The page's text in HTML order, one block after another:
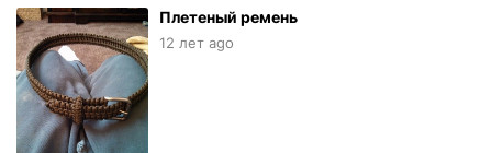
Плетеный ремень
12 лет ago